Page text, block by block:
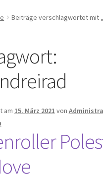
in der Web Version
Beiträge verschlagwortet mit
am 15. März 2021 von